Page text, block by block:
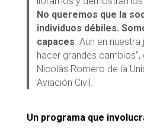
No queremos que la
individuos débiles.
capaces . Aun en
hacer grandes
Nicolás Romero de la
Aviación Civil.
Un programa que